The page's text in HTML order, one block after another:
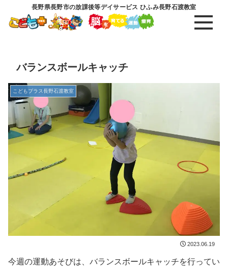
長野県長野市の放課後等デイサービス ひふみ長野石渡教室
バランスボールキャッチ
こどもプラス長野石渡教室
2023.06.19
今週の運動あそびは、バランスボールキャッチを行ってい